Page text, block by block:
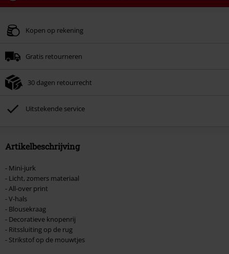
Geldig t/m 09-08-2026
Zodra je de code hebt ingevoerd, wordt de korting automatisch verrekend in
Kan niet gecombineerd worden met andere kortingscodes. Boeken, media,
Toten Hosen, Metality, cadeaubonnen en artikelen met een inbegrepen
donatie zijn uitgesloten van de korting.
Kopen op rekening
Gratis retourneren
30 dagen retourrecht
Uitstekende service
Artikelbeschrijving
- Mini-jurk
- Licht, zomers materiaal
- All-over print
- V-hals
- Blousekraag
- Decoratieve knopenrij
- Ritssluiting op de rug
- Strikstof op de mouwtjes